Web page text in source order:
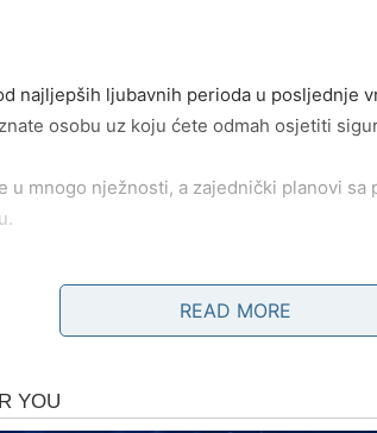
najljepših ljubavnih perioda u posljednje
osobu uz koju ćete odmah osjetiti
u mnogo nježnosti, a zajednički planovi
READ MORE